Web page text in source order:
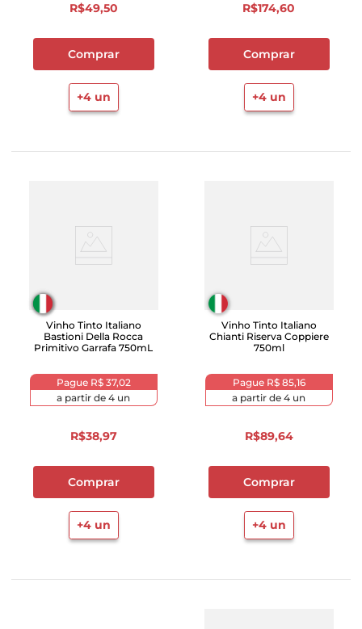
R$49,50
Comprar
+4un
R$174,60
Comprar
+4un
Vinho Tinto Italiano
Bastioni Della Rocca
Primitivo Garrafa 750mL
Pague R$ 37,02
a partir de 4 un
R$38,97
Comprar
+4un
Vinho Tinto Italiano
Chianti Riserva Coppiere
750ml
Pague R$ 85,16
a partir de 4 un
R$89,64
Comprar
+4un